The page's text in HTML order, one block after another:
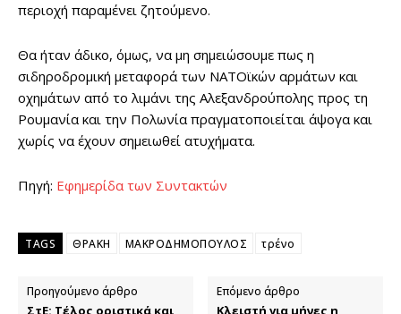
περιοχή παραμένει ζητούμενο.
Θα ήταν άδικο, όμως, να μη σημειώσουμε πως η
σιδηροδρομική μεταφορά των ΝΑΤΟϊκών αρμάτων και
οχημάτων από το λιμάνι της Αλεξανδρούπολης προς τη
Ρουμανία και την Πολωνία πραγματοποιείται άψογα και
χωρίς να έχουν σημειωθεί ατυχήματα.
Πηγή: Εφημερίδα των Συντακτών
TAGS ΘΡΑΚΗ ΜΑΚΡΟΔΗΜΟΠΟΥΛΟΣ τρένο
Προηγούμενο άρθρο Επόμενο άρθρο